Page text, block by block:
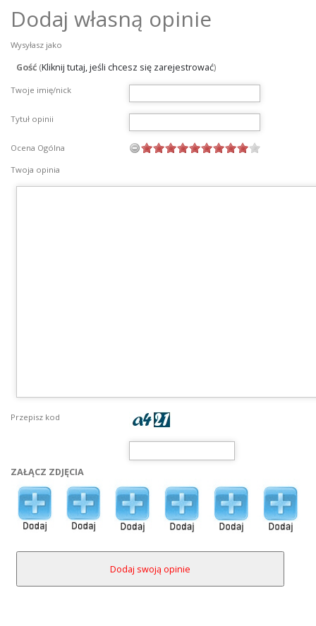
Dodaj własną opinie
Wysyłasz jako
Gość (Kliknij tutaj, jeśli chcesz się zarejestrować)
Twoje imię/nick
Tytuł opinii
Ocena Ogólna
Twoja opinia
Przepisz kod
ZAŁĄCZ ZDJĘCIA